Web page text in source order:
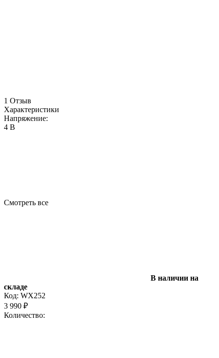
1 Отзыв
Характеристики
Напряжение:
4 В
Смотреть все
В наличии на
складе
Код: WX252
3 990 ₽
Количество: